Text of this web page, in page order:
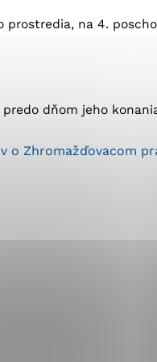
prostredia, na 4.
dňom jeho
o Zhromažďovacom
uplatniteľnými
oblastiam webovej
anonymne a nie je